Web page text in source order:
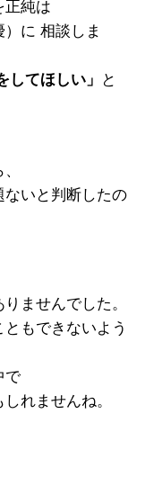
正純は
に 相談しま
してほしい」
と
いと判断したの
ませんでした。
もできないよう
で
れませんね。